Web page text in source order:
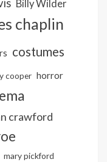
Billy Wilder
chaplin
costumes
cooper horror
crawford
mary pickford